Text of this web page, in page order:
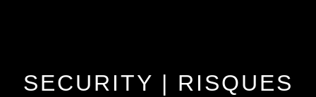
SECURITY | RISQUES